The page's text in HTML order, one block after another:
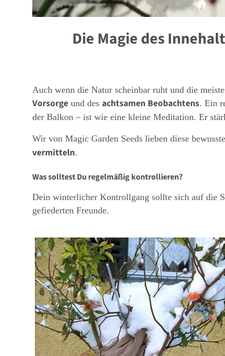
Die Magie des
Auch wenn die Natur scheinbar ruht und die
Vorsorge und des achtsamen Beobachtens. Ein
der Balkon – ist wie eine kleine Meditation. Er
Wir von Magic Garden Seeds lieben diese
vermitteln.
Was solltest Du regelmäßig kontrollieren?
Dein winterlicher Kontrollgang sollte sich auf die
gefiederten Freunde.